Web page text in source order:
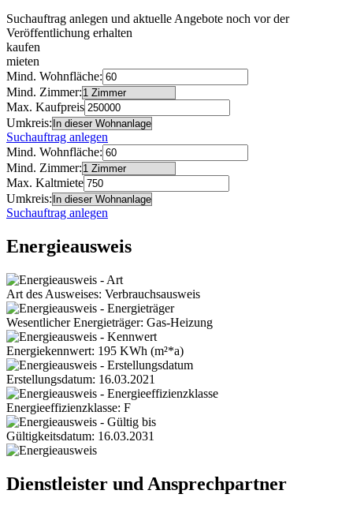
Suchauftrag anlegen und aktuelle Angebote noch vor der
Veröffentlichung erhalten
kaufen
mieten
Mind. Wohnfläche:
Mind. Zimmer:
Max. Kaufpreis
Umkreis:
Suchauftrag anlegen
Mind. Wohnfläche:
Mind. Zimmer:
Max. Kaltmiete
Umkreis:
Suchauftrag anlegen
Energieausweis
Art des Ausweises: Verbrauchsausweis
Wesentlicher Energieträger: Gas-Heizung
Energiekennwert: 195 KWh (m²*a)
Erstellungsdatum: 16.03.2021
Energieeffizienzklasse: F
Gültigkeitsdatum: 16.03.2031
Dienstleister und Ansprechpartner